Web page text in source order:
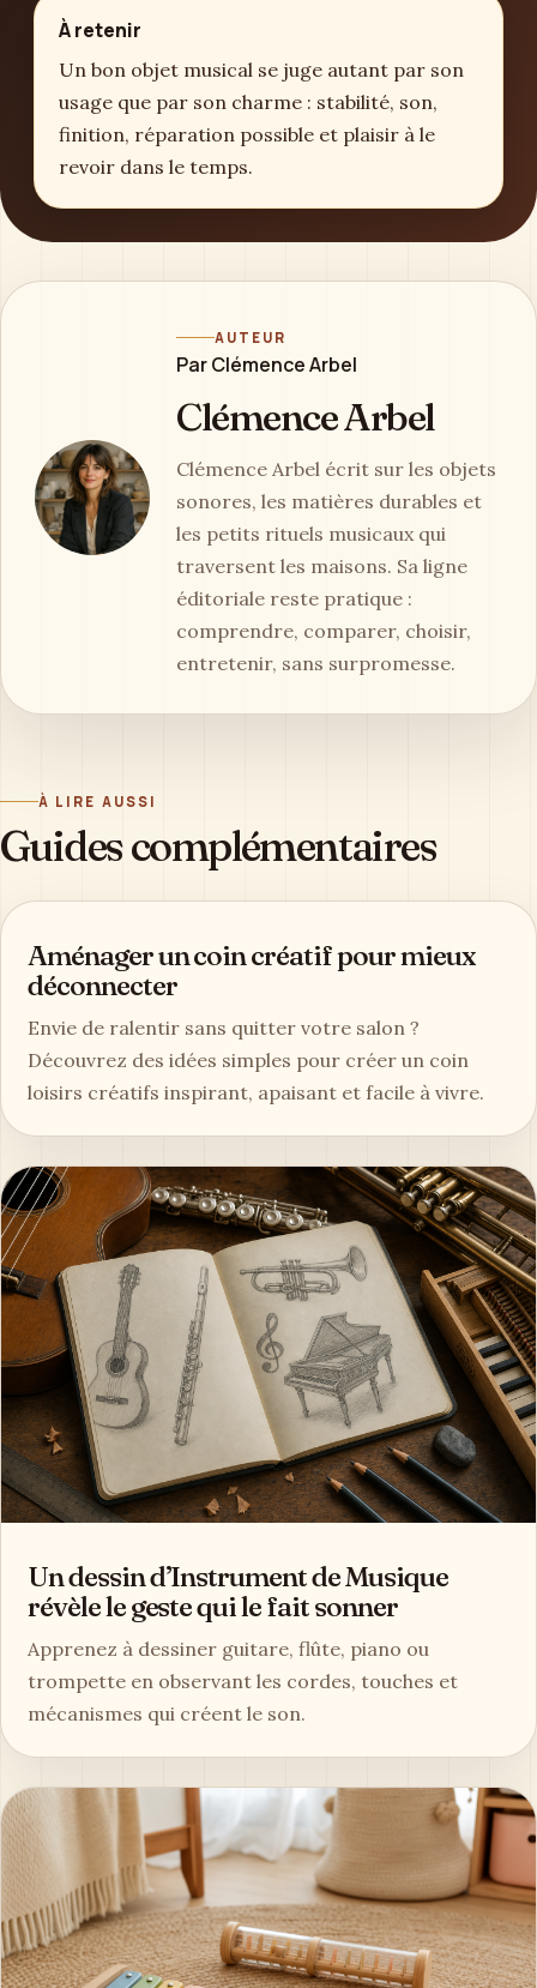
À retenir
Un bon objet musical se juge autant par son
usage que par son charme : stabilité, son,
finition, réparation possible et plaisir à le
revoir dans le temps.
AUTEUR
Par Clémence Arbel
Clémence Arbel
Clémence Arbel écrit sur les objets
sonores, les matières durables et
les petits rituels musicaux qui
traversent les maisons. Sa ligne
éditoriale reste pratique :
comprendre, comparer, choisir,
entretenir, sans surpromesse.
À LIRE AUSSI
Guides complémentaires
Aménager un coin créatif pour mieux
déconnecter
Envie de ralentir sans quitter votre salon ?
Découvrez des idées simples pour créer un coin
loisirs créatifs inspirant, apaisant et facile à vivre.
Un dessin d’Instrument de Musique
révèle le geste qui le fait sonner
Apprenez à dessiner guitare, flûte, piano ou
trompette en observant les cordes, touches et
mécanismes qui créent le son.